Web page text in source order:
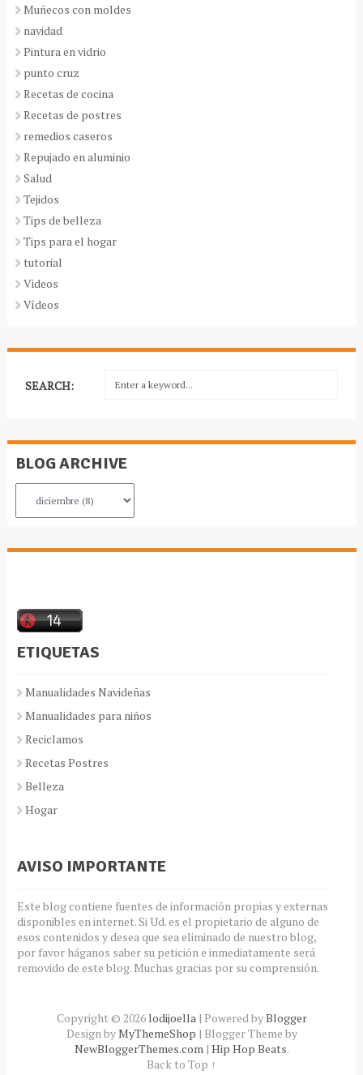
Muñecos con moldes
navidad
Pintura en vidrio
punto cruz
Recetas de cocina
Recetas de postres
remedios caseros
Repujado en aluminio
Salud
Tejidos
Tips de belleza
Tips para el hogar
tutorial
Videos
Vídeos
SEARCH:
BLOG ARCHIVE
ETIQUETAS
Manualidades Navideñas
Manualidades para niños
Reciclamos
Recetas Postres
Belleza
Hogar
AVISO IMPORTANTE
Este blog contiene fuentes de información propias y externas
disponibles en internet. Si Ud. es el propietario de alguno de
esos contenidos y desea que sea eliminado de nuestro blog,
por favor háganos saber su petición e inmediatamente será
removido de este blog. Muchas gracias por su comprensión.
Copyright © 2026 lodijoella | Powered byBlogger
Design byMyThemeShop | Blogger Theme by
NewBloggerThemes.com | Hip Hop Beats.
Back to Top ↑